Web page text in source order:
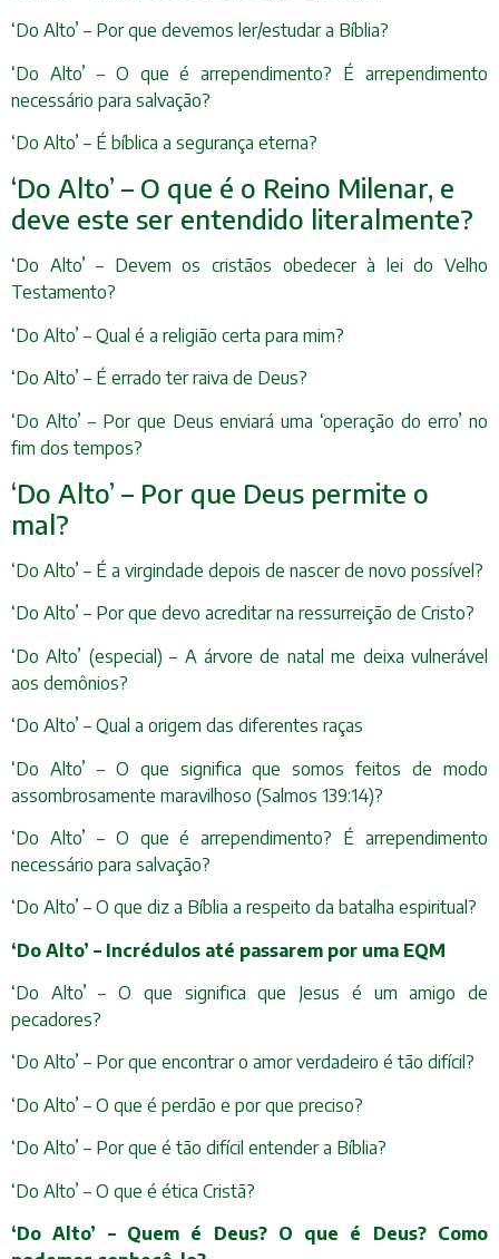
‘Do Alto’ – Por que devemos ler/estudar a Bíblia?
‘Do Alto’ – O que é arrependimento? É arrependimento
necessário para salvação?
‘Do Alto’ – É bíblica a segurança eterna?
‘Do Alto’ – O que é o Reino Milenar, e
deve este ser entendido literalmente?
‘Do Alto’ – Devem os cristãos obedecer à lei do Velho
Testamento?
‘Do Alto’ – Qual é a religião certa para mim?
‘Do Alto’ – É errado ter raiva de Deus?
‘Do Alto’ – Por que Deus enviará uma ‘operação do erro’ no
fim dos tempos?
‘Do Alto’ – Por que Deus permite o
mal?
‘Do Alto’ – É a virgindade depois de nascer de novo possível?
‘Do Alto’ – Por que devo acreditar na ressurreição de Cristo?
‘Do Alto’ (especial) – A árvore de natal me deixa vulnerável
aos demônios?
‘Do Alto’ – Qual a origem das diferentes raças
‘Do Alto’ – O que significa que somos feitos de modo
assombrosamente maravilhoso (Salmos 139:14)?
‘Do Alto’ – O que é arrependimento? É arrependimento
necessário para salvação?
‘Do Alto’ – O que diz a Bíblia a respeito da batalha espiritual?
‘Do Alto’ – Incrédulos até passarem por uma EQM
‘Do Alto’ – O que significa que Jesus é um amigo de
pecadores?
‘Do Alto’ – Por que encontrar o amor verdadeiro é tão difícil?
‘Do Alto’ – O que é perdão e por que preciso?
‘Do Alto’ – Por que é tão difícil entender a Bíblia?
‘Do Alto’ – O que é ética Cristã?
‘Do Alto’ – Quem é Deus? O que é Deus? Como